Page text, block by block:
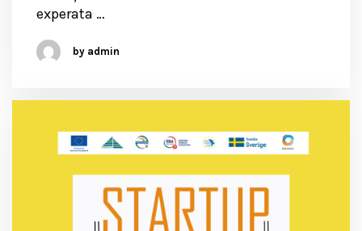
experata …
by admin